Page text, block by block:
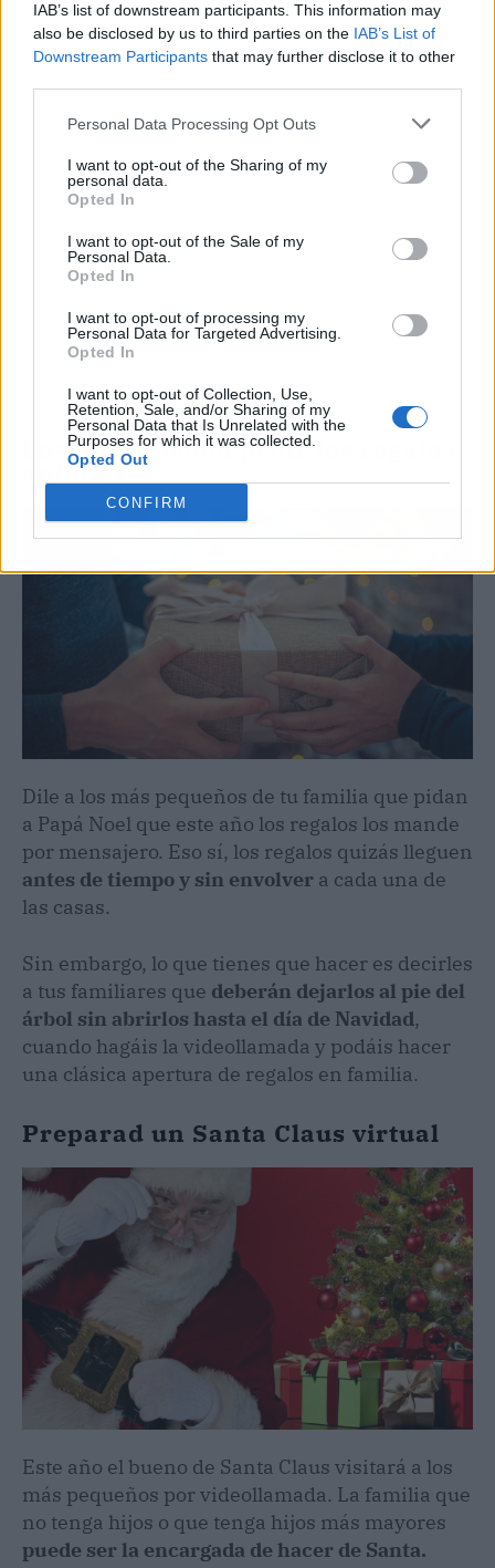
IAB’s list of downstream participants. This information may
also be disclosed by us to third parties on the IAB’s List of
Downstream Participants that may further disclose it to other
Personal Data Processing Opt Outs
I want to opt-out of the Sharing of my
personal data.
Opted In
I want to opt-out of the Sale of my
Personal Data.
Opted In
I want to opt-out of processing my
Personal Data for Targeted Advertising.
Opted In
I want to opt-out of Collection, Use,
Retention, Sale, and/or Sharing of my
Personal Data that Is Unrelated with the
Purposes for which it was collected.
Opted Out
CONFIRM
Publicidad
Los niños deben pedir los regalos
online
Dile a los más pequeños de tu familia que pidan
a Papá Noel que este año los regalos los mande
por mensajero. Eso sí, los regalos quizás lleguen
antes de tiempo y sin envolver a cada una de
las casas.
Sin embargo, lo que tienes que hacer es decirles
a tus familiares que deberán dejarlos al pie del
árbol sin abrirlos hasta el día de Navidad,
cuando hagáis la videollamada y podáis hacer
una clásica apertura de regalos en familia.
Preparad un Santa Claus virtual
Este año el bueno de Santa Claus visitará a los
más pequeños por videollamada. La familia que
no tenga hijos o que tenga hijos más mayores
puede ser la encargada de hacer de Santa.